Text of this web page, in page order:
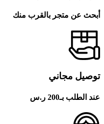
أبحث عن متجر بالقرب منك
توصيل مجاني
عند الطلب بـ200 ر.س